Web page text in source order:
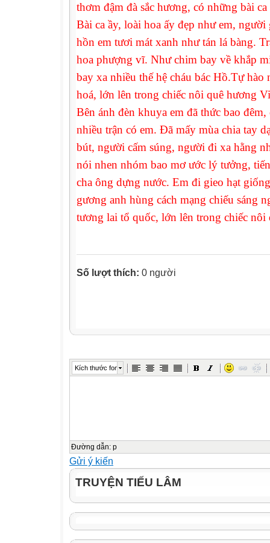
thơm đậm đà sắc hương, có những bài
Bài ca ầy, loài hoa ấy đẹp như em,
hồn em tươi mát xanh như tán lá bàng.
hoa phượng vĩ. Như chim bay về khắp
bay xa nhiều thế hệ cháu bác Hồ.Tự
hoá, lớn lên trong chiếc nôi quê hương
Bên ánh đèn khuya em đã thức bao
nhiều trận có em. Đã mấy mùa chia tay
bút, người cấm súng, người đi xa hằng
nói nhen nhóm bao mơ ước lý tưởng,
cha ông dựng nước. Em đi gieo hạt
gương anh hùng cách mạng chiếu sáng
tương lai tổ quốc, lớn lên trong chiếc
Số lượt thích: 0 người
Kích thước font
Đường dẫn: p
Gửi ý kiến
TRUYỆN TIẾU LÂM